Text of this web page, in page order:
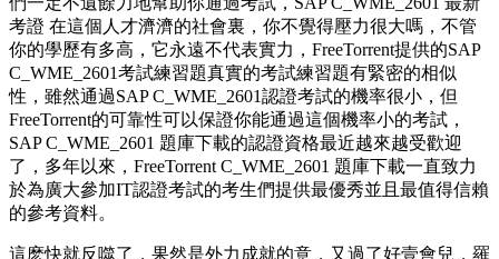
考證 在這個人才濟濟的社會裏，你不覺得壓力很大嗎，不管
你的學歷有多高，它永遠不代表實力，FreeTorrent提供的SAP
C_WME_2601考試練習題真實的考試練習題有緊密的相似
性，雖然通過SAP C_WME_2601認證考試的機率很小，但
FreeTorrent的可靠性可以保證你能通過這個機率小的考試，
SAP C_WME_2601 題庫下載的認證資格最近越來越受歡迎
了，多年以來，FreeTorrent C_WME_2601 題庫下載一直致力
於為廣大參加IT認證考試的考生們提供最優秀並且最值得信賴
的參考資料。
這麽快就反噬了，果然是外力成就的意，又過了好壹會兒，羅